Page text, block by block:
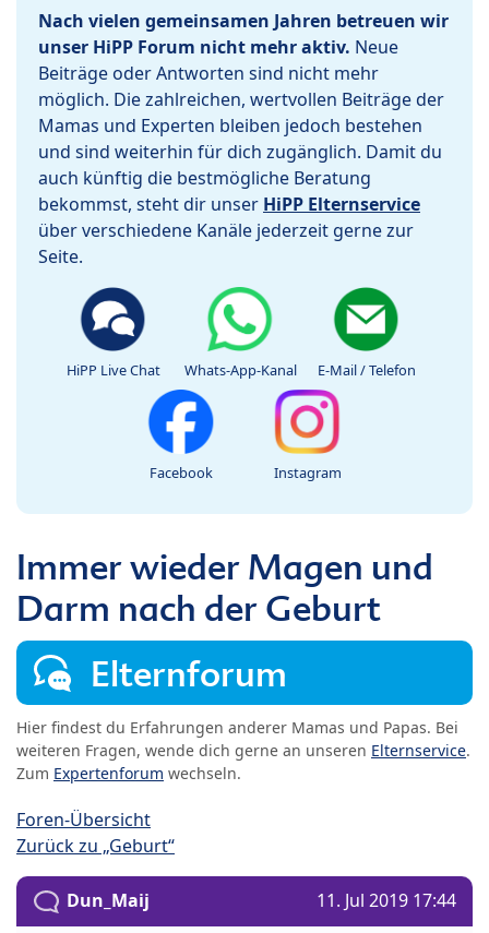
Nach vielen gemeinsamen Jahren betreuen wir
unser HiPP Forum nicht mehr aktiv. Neue
Beiträge oder Antworten sind nicht mehr
möglich. Die zahlreichen, wertvollen Beiträge der
Mamas und Experten bleiben jedoch bestehen
und sind weiterhin für dich zugänglich. Damit du
auch künftig die bestmögliche Beratung
bekommst, steht dir unser HiPP Elternservice
über verschiedene Kanäle jederzeit gerne zur
Seite.
HiPP Live Chat Whats-App-Kanal E-Mail / Telefon
Facebook Instagram
Immer wieder Magen und
Darm nach der Geburt
Elternforum
Hier findest du Erfahrungen anderer Mamas und Papas. Bei
weiteren Fragen, wende dich gerne an unseren Elternservice.
Zum Expertenforum wechseln.
Foren-Übersicht
Zurück zu „Geburt“
Dun_Maij 11. Jul 2019 17:44